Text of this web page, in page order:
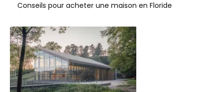
Conseils pour acheter une maison en Floride